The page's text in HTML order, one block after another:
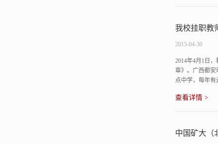
我校挂职教
2015-04-30
2014年4月1日
章》。广西都安
点中学，每年
查看详情 >
中国矿大（